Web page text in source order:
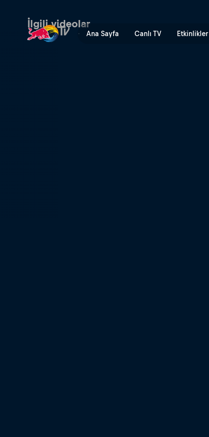
Ana Sayfa Canlı TV Etkinlikler
İlgili videolar